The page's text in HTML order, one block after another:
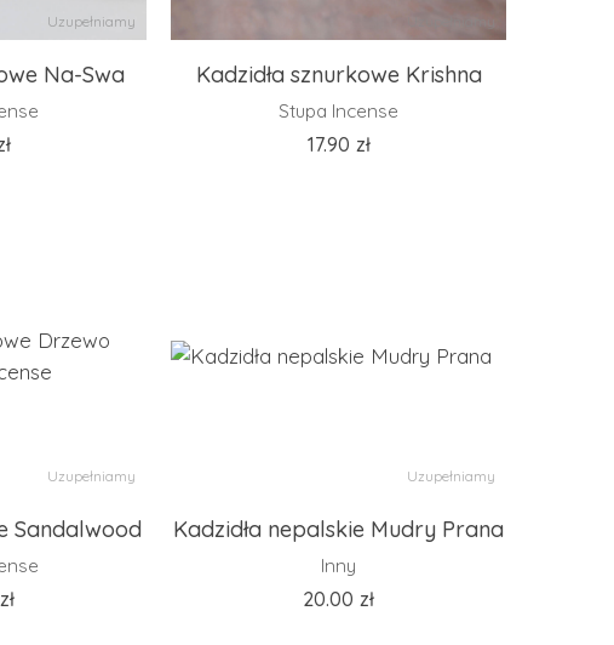
Uzupełniamy
Na-Swa Kadzidła sznurkowe Krishna
Stupa Incense
17.90 zł
Uzupełniamy
Sandalwood
zł
Uzupełniamy
Kadzidła nepalskie Mudry Prana
Inny
20.00 zł